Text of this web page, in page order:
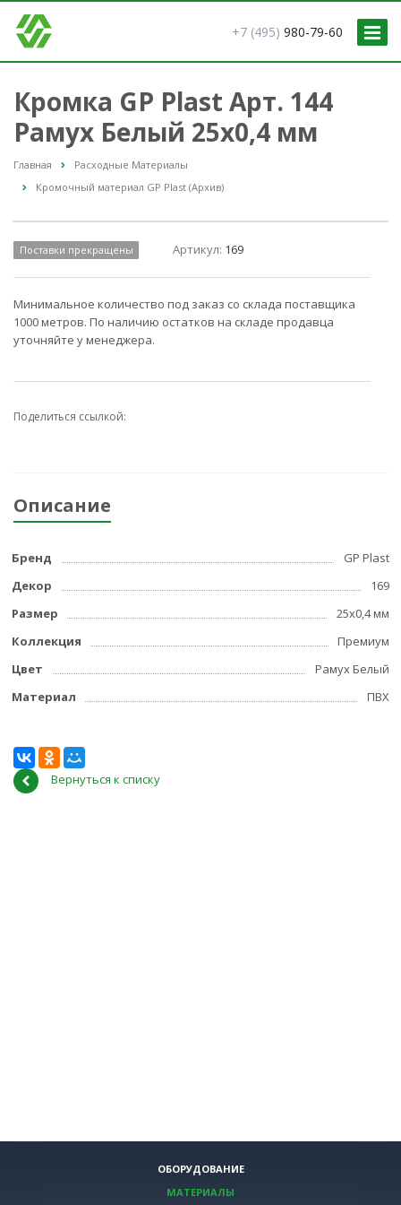
+7 (495) 980-79-60
Кромка GP Plast Арт. 144
Рамух Белый 25x0,4 мм
Главная
Расходные Материалы
Кромочный материал GP Plast (Архив)
Поставки прекращены Артикул: 169
Минимальное количество под заказ со склада поставщика
1000 метров. По наличию остатков на складе продавца
уточняйте у менеджера.
Поделиться ссылкой:
Описание
Бренд
GP Plast
Декор
169
Размер
25x0,4 мм
Коллекция
Премиум
Цвет
Рамух Белый
Материал
ПВХ
Вернуться к списку
ОБОРУДОВАНИЕ
МАТЕРИАЛЫ